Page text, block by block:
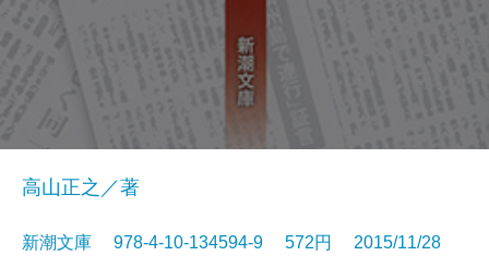
高山正之／著
新潮文庫 978-4-10-134594-9 572円 2015/11/28